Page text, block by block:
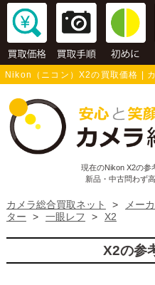
Nikon（ニコン）X2の買取価格 |
現在のNikon X2の参
新品・中古問わず
カメラ総合買取ネット > メー
ター
> 一眼レフ > X2
X2の参